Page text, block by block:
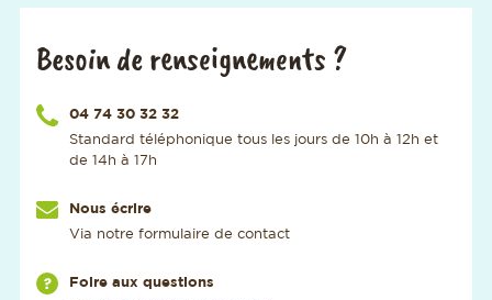
Besoin de renseignements ?
Appelez-nous au numéro
04 74 30 32 32
Standard téléphonique tous les jours de 10h à 12h et
de 14h à 17h
Nous écrire
Via notre formulaire de contact
Via notre page
Foire aux questions